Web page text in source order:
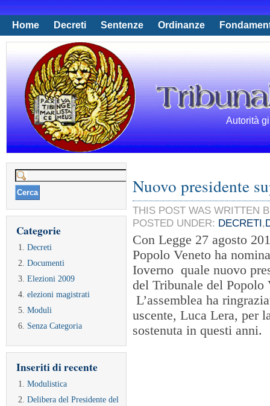
Home Decreti Sentenze Ordinanze
Autorità
Ricerca
per:
Categorie
Decreti
Documenti
Elezioni 2009
elezioni magistrati
Moduli
Senza Categoria
Inseriti di recente
Modulistica
Delibera del Presidente del
Nuovo presidente
THIS POST WAS WRITTEN
POSTED UNDER: DECRETI,
Con Legge 27 agosto
Popolo Veneto ha
Ioverno quale nuovo
del Tribunale del Popolo
L’assemblea ha
uscente, Luca Lera, per
sostenuta in questi anni.